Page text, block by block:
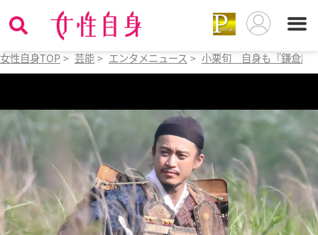
女性自身TOP > 芸能 > エンタメニュース > 小栗旬 自身も『鎌倉殿